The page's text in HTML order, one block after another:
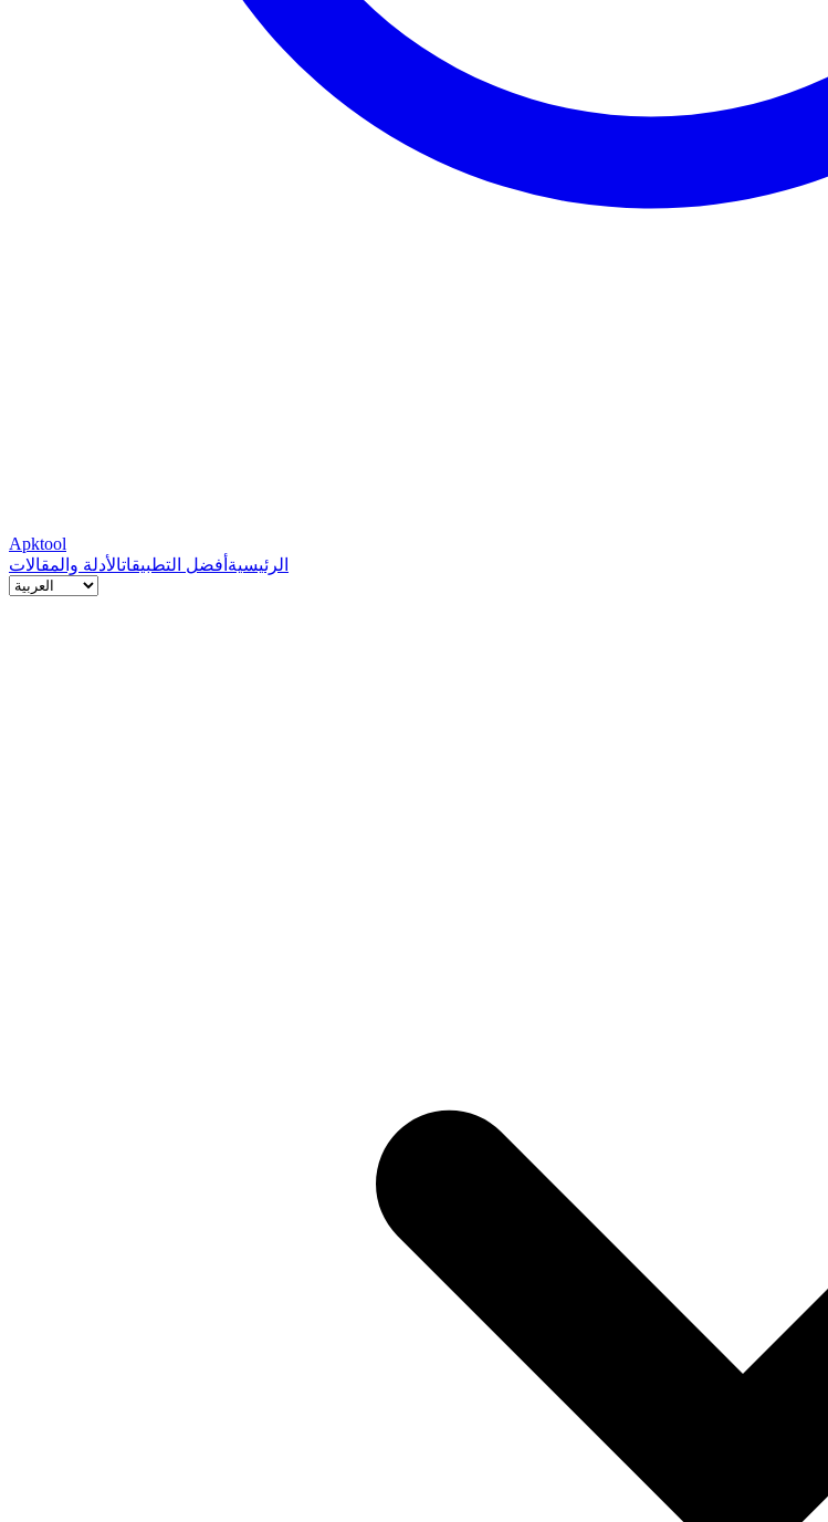
Apktool
الرئيسية أفضل التطبيقاتالأدلة والمقالات